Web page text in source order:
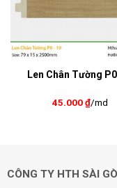
Len Chân Tường
45.000₫/md
CÔNG TY HTH SÀI